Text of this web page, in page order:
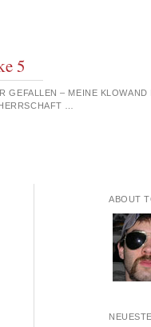
5
GEFALLEN – MEINE
…
ABOUT